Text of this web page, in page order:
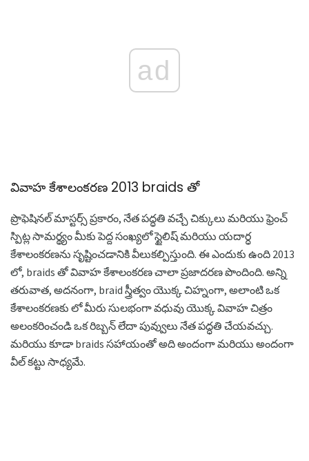
ad
వివాహ కేశాలంకరణ 2013 braids తో
ప్రొఫెషినల్ మాస్టర్స్ ప్రకారం, నేత పద్ధతి వచ్చే చిక్కులు మరియు ఫ్రెంచ్
స్పిట్ల సామర్థ్యం మీకు పెద్ద సంఖ్యలో స్టైలిష్ మరియు యదార్ధ
కేశాలంకరణను సృష్టించడానికి వీలుకల్పిస్తుంది. ఈ ఎందుకు ఉంది 2013
లో, braids తో వివాహ కేశాలంకరణ చాలా ప్రజాదరణ పొందింది. అన్ని
తరువాత, అదనంగా, braid స్త్రీత్వం యొక్క చిహ్నంగా, అలాంటి ఒక
కేశాలంకరణకు లో మీరు సులభంగా వధువు యొక్క వివాహ చిత్రం
అలంకరించండి ఒక రిబ్బన్ లేదా పువ్వులు నేత పద్ధతి చేయవచ్చు.
మరియు కూడా braids సహాయంతో అది అందంగా మరియు అందంగా
వీల్ కట్టు సాధ్యమే.